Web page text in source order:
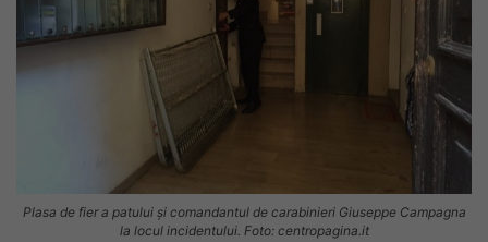
Plasa de fier a patului și comandantul de carabinieri Giuseppe Campagna
la locul incidentului. Foto: centropagina.it